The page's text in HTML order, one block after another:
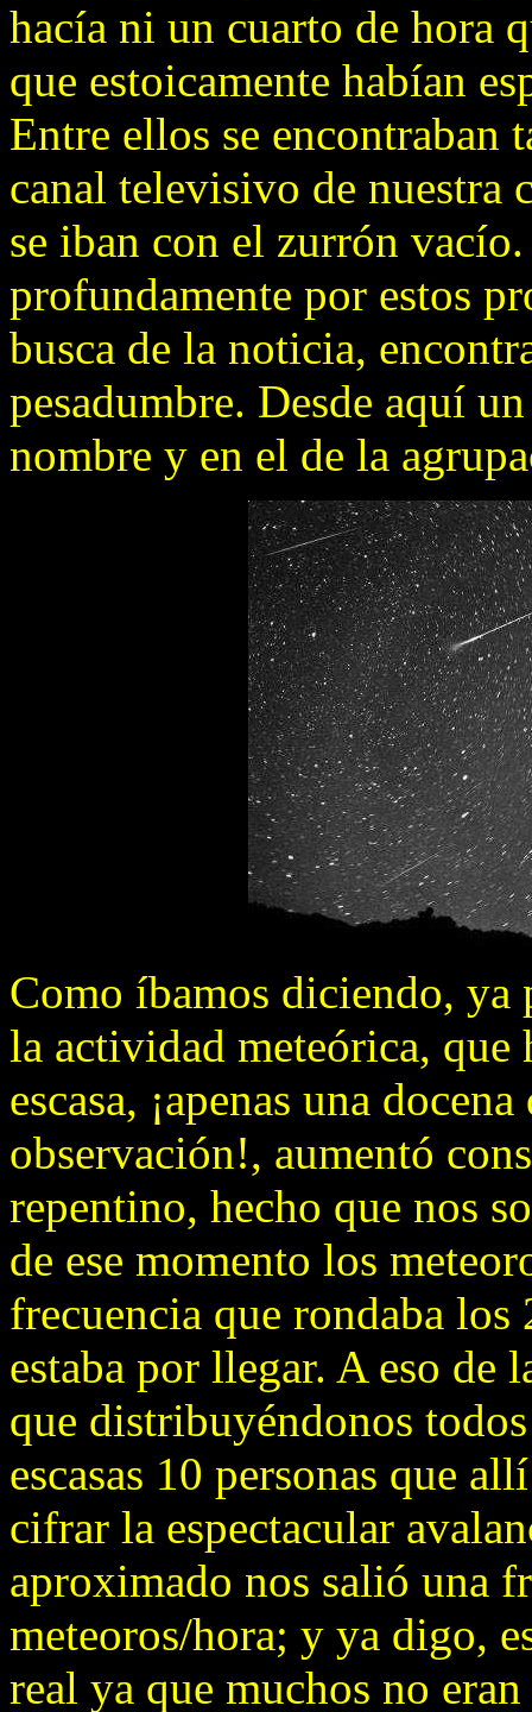
hacía ni un cuarto de hora
que estoicamente habían
Entre ellos se
canal televisivo de nuestra
se iban con el zurrón
profundamente por estos
busca de la noticia,
pesadumbre. Desde aquí
nombre y en el de la
Como íbamos diciendo, ya
la actividad meteórica, que
escasa, ¡apenas una
observación!, aumentó
repentino, hecho que nos
de ese momento los
frecuencia que rondaba
estaba por llegar. A eso de
que distribuyéndonos
escasas 10 personas que
cifrar la espectacular
aproximado nos salió una
meteoros/hora; y ya digo,
real ya que muchos no